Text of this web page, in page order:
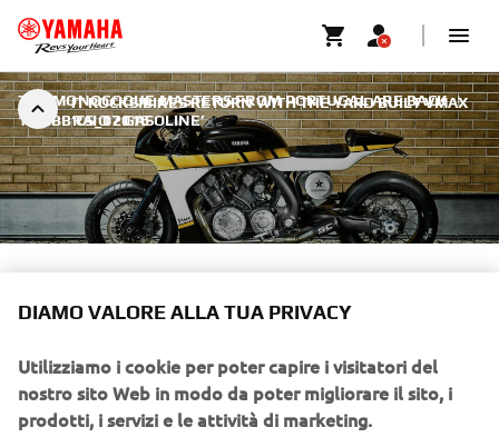
IT ROCKS!BIKES RETURN WITH THE YARD BUILT VMAX
‘CS_07 GASOLINE’
THE MONOCOQUE MASTERS FROM PORTUGAL ARE BACK |
1 FEBBRAIO 2016
WITH THE YARD BUILT VMAX
‘CS_07 GASOLINE’
The monocoque masters from Portugal are back to kick
off 2016 in style with their third Yard Built project, based
DIAMO VALORE ALLA TUA PRIVACY
Utilizziamo i cookie per poter capire i visitatori del
nostro sito Web in modo da poter migliorare il sito, i
prodotti, i servizi e le attività di marketing.